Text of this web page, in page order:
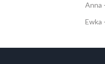
Anna -
Ewka -